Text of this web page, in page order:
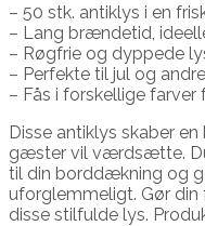
– 50 stk. antiklys i en
– Lang brændetid,
– Røgfrie og dyppede
– Perfekte til jul og
– Fås i forskellige
Disse antiklys skaber
gæster vil værdsætte.
til din borddækning og
uforglemmeligt. Gør
disse stilfulde lys.